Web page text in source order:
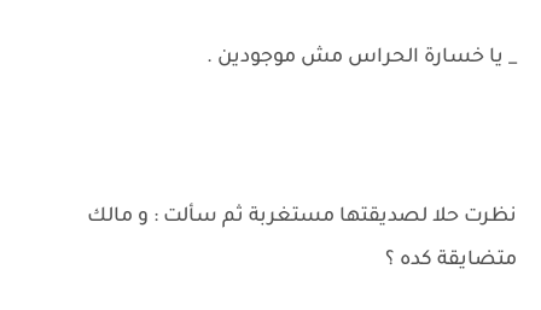
_ يا خسارة الحراس مش موجودين .
نظرت حلا لصديقتها مستغربة ثم سألت : و مالك
متضايقة كده ؟